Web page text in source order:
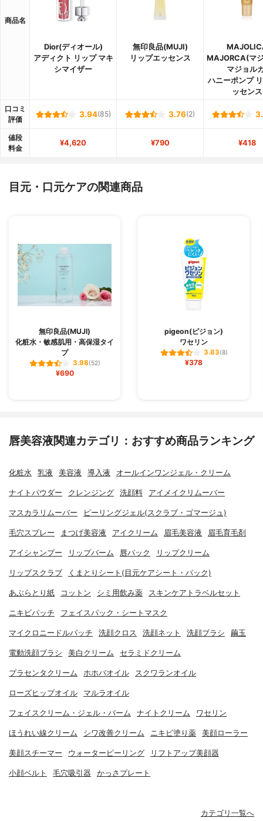
商品名
Dior(ディオール)
アディクト リップ マキ
シマイザー
無印良品(MUJI)
リップエッセンス
MAJORCA(マ
マジョル
ハニーポンプ
ッセンス
口コミ
評価
3.94(85) 3.76(2)
値段
料金
¥4,620 ¥790 ¥418
目元・口元ケアの関連商品
無印良品(MUJI)
化粧水・敏感肌用・高保湿タイ
プ
3.98(52)
¥690
pigeon(ピジョン)
ワセリン
3.83(8)
¥378
唇美容液関連カテゴリ：おすすめ商品ランキング
化粧水 乳液 美容液 導入液 オールインワンジェル・クリーム
ナイトパウダー クレンジング 洗顔料 アイメイクリムーバー
マスカラリムーバー ピーリングジェル(スクラブ・ゴマージュ)
毛穴スプレー まつげ美容液 アイクリーム 眉毛美容液 眉毛育毛剤
アイシャンプー リップバーム 唇パック リップクリーム
リップスクラブ くまとりシート(目元ケアシート・パック)
あぶらとり紙 コットン シミ用飲み薬 スキンケアトラベルセット
ニキビパッチ フェイスパック・シートマスク
マイクロニードルパッチ 洗顔クロス 洗顔ネット 洗顔ブラシ 繭玉
電動洗顔ブラシ 美白クリーム セラミドクリーム
プラセンタクリーム ホホバオイル スクワランオイル
ローズヒップオイル マルラオイル
フェイスクリーム・ジェル・バーム ナイトクリーム ワセリン
ほうれい線クリーム シワ改善クリーム ニキビ塗り薬 美顔ローラー
美顔スチーマー ウォーターピーリング リフトアップ美顔器
小顔ベルト 毛穴吸引器 かっさプレート
カテゴリ一覧へ